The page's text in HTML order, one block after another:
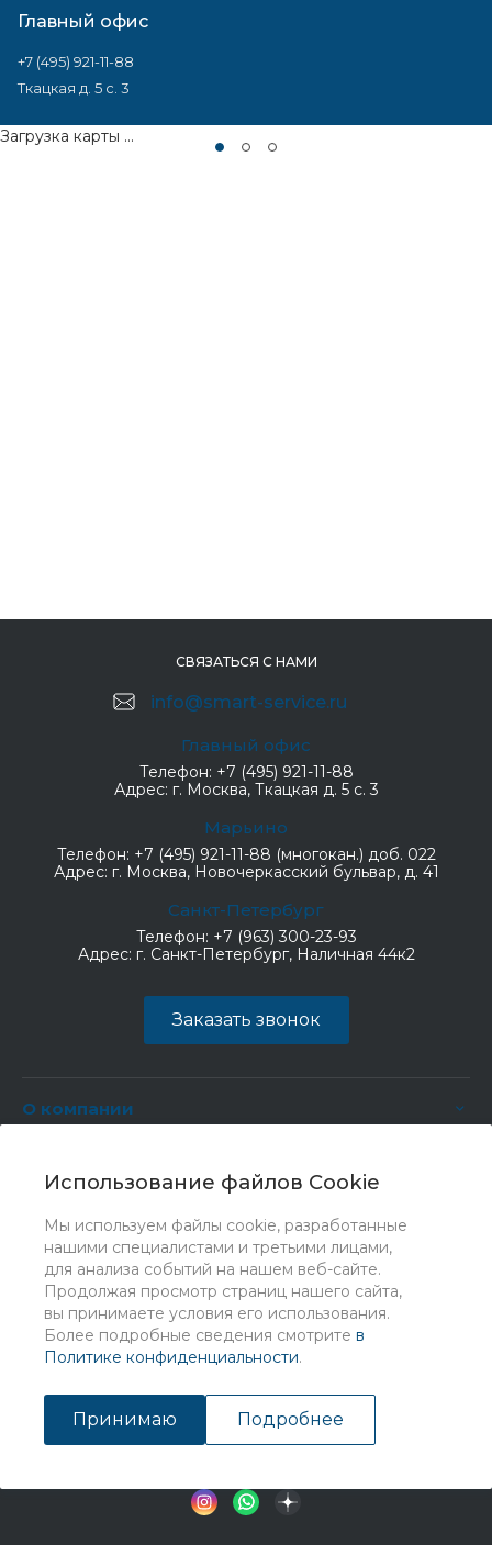
Использование файлов Cookie
Мы используем файлы cookie, разработанные
нашими специалистами и третьими лицами,
для анализа событий на нашем веб-сайте.
Продолжая просмотр страниц нашего сайта,
вы принимаете условия его использования.
Более подробные сведения смотрите в
Политике конфиденциальности.
Принимаю Подробнее
Главный офис
+7 (495) 921-11-88
Ткацкая д. 5 с. 3
Загрузка карты ...
СВЯЗАТЬСЯ С НАМИ
info@smart-service.ru
Главный офис
Телефон: +7 (495) 921-11-88
Адрес: г. Москва, Ткацкая д. 5 с. 3
Марьино
Телефон: +7 (495) 921-11-88 (многокан.) доб. 022
Адрес: г. Москва, Новочеркасский бульвар, д. 41
Санкт-Петербург
Телефон: +7 (963) 300-23-93
Адрес: г. Санкт-Петербург, Наличная 44к2
Заказать звонок
О компании
Услуги